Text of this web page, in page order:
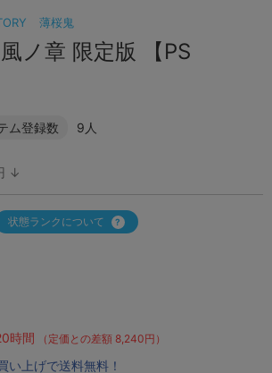
薄桜鬼
ノ章 限定版 【PS
ム登録数 9人
↓
状態ランクについて
時間 （定価との差額 8,240円）
上げで送料無料！